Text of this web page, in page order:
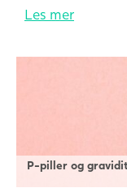
Les mer
P-piller og